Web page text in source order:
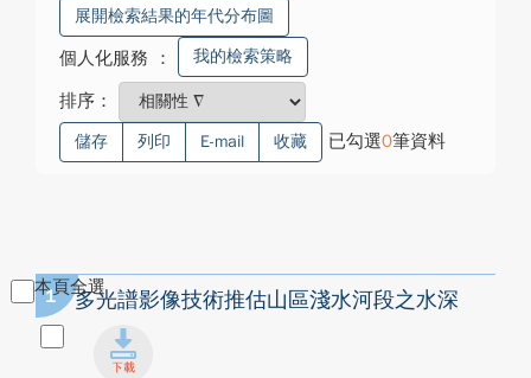
展開檢索結果的年代分布圖
個人化服務 ： 我的檢索策略
排序：
儲存 列印 E-mail 收藏 已勾選0筆資料
本頁全選
1 多光譜影像技術推估山區淺水河段之水深